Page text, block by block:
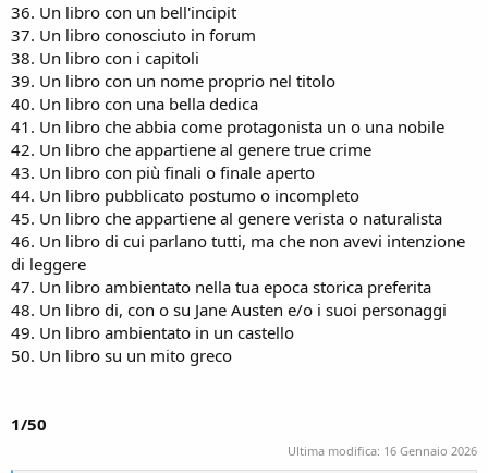
36. Un libro con un bell'incipit
37. Un libro conosciuto in forum
38. Un libro con i capitoli
39. Un libro con un nome proprio nel titolo
40. Un libro con una bella dedica
41. Un libro che abbia come protagonista un o una nobile
42. Un libro che appartiene al genere true crime
43. Un libro con più finali o finale aperto
44. Un libro pubblicato postumo o incompleto
45. Un libro che appartiene al genere verista o naturalista
46. Un libro di cui parlano tutti, ma che non avevi intenzione
di leggere
47. Un libro ambientato nella tua epoca storica preferita
48. Un libro di, con o su Jane Austen e/o i suoi personaggi
49. Un libro ambientato in un castello
50. Un libro su un mito greco
1/50
Ultima modifica: 16 Gennaio 2026